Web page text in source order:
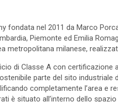
fondata nel 2011 da Marco
Piemonte ed Emilia
metropolitana milanese,
di Classe A con certificazione
parte del sito
completamente l’area e
è situato all’interno dello